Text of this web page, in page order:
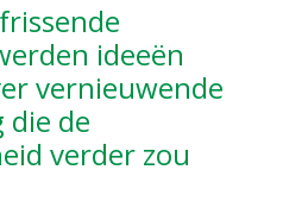
ideeën
vernieuwende
de
verder zou